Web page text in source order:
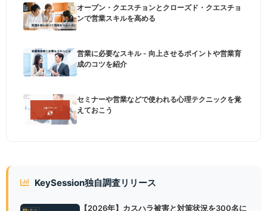
オープン・クエスチョンとクローズド・クエスチョ
ンで営業スキルを高める
営業に必要なスキル - 向上させるポイントや営業育
成のコツを紹介
セミナーや営業などで使われる心理テクニックを覚
えておこう
KeySession独自調査リリース
【2026年】カスハラ被害と対策状況を300名に